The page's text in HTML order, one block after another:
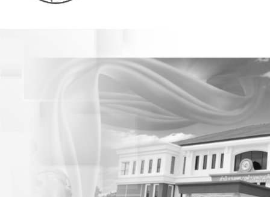
ประกาศเทศบาลตำบล
ดอนเจดีย์เรื่องหลักเกณฑ์
และวิธีการประเมินผล การ